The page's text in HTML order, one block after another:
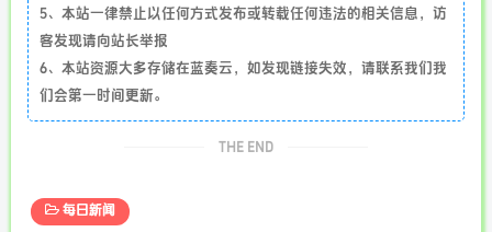
5、本站一律禁止以任何方式发布或转载任何违法的相关信息，访
客发现请向站长举报
6、本站资源大多存储在蓝奏云，如发现链接失效，请联系我们我
们会第一时间更新。
THE END
每日新闻